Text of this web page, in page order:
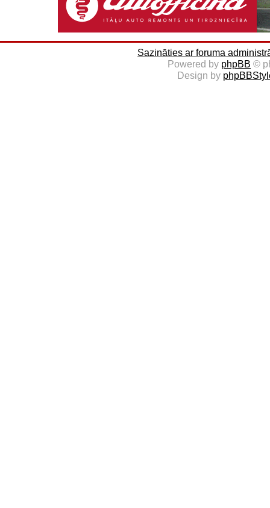
Sazināties ar foruma
Powered by phpBB ©
Design by